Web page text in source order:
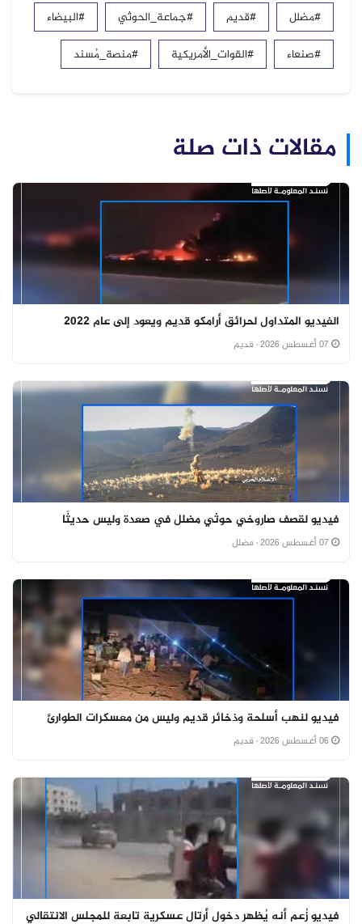
#مضلل #قديم #جماعة_الحوثي
#البيضاء
#صنعاء
#القوات_الأمريكية #منصة_مُسند
مقالات ذات صلة
الفيديو المتداول لحرائق أرامكو قديم ويعود إلى عام 2022
· قديم
فيديو لقصف صاروخي حوثي مضلل في صعدة وليس حديثًا
· مضلل
فيديو لنهب أسلحة وذخائر قديم وليس من معسكرات الطوارئ
· قديم
فيديو زُعم أنه يُظهر دخول أرتال عسكرية تابعة للمجلس الانتقالي